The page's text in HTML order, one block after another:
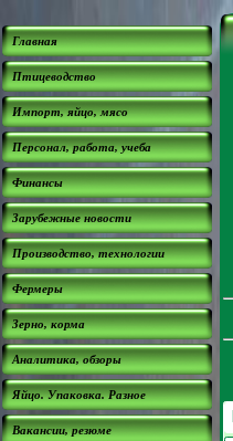
Главная
Птицеводство
Импорт, яйцо, мясо
Персонал, работа, учеба
Финансы
Зарубежные новости
Производство, технологии
Фермеры
Зерно, корма
Аналитика, обзоры
Яйцо. Упаковка. Разное
Вакансии, резюме